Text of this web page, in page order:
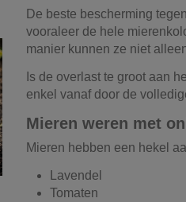
De beste bescherming
vooraleer de hele
manier kunnen ze niet
Is de overlast te groot aan
enkel vanaf door de
Mieren weren met
Mieren hebben een hekel
Lavendel
Tomaten